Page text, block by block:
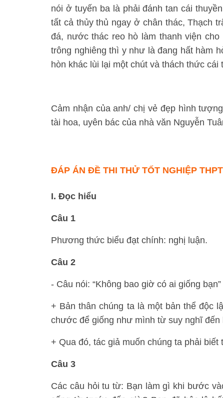
nói ở tuyến ba là phải đánh tan cái
tất cả thủy thủ ngay ở chân thác, Thạch
đá, nước thác reo hò làm thanh viện
trông nghiêng thì y như là đang hất hàm
hòn khác lùi lại một chút và thách thức
Cảm nhận của anh/ chị vẻ đẹp hình
tài hoa, uyên bác của nhà văn Nguyễn
ĐÁP ÁN ĐỀ THI THỬ TỐT NGHIỆP
I. Đọc hiểu
Câu 1
Phương thức biểu đạt chính: nghị luận.
Câu 2
- Câu nói: “Không bao giờ có ai giống
+ Bản thân chúng ta là một bản thể độc
chước để giống như mình từ suy nghĩ
+ Qua đó, tác giả muốn chúng ta phải biết
Câu 3
Các câu hỏi tu từ: Bạn làm gì khi bước